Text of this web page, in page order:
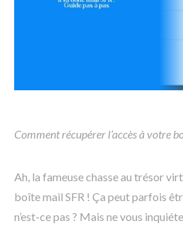
Comment récupérer l’accès à votre
Ah, la fameuse chasse au trésor
boîte mail SFR ! Ça peut parfois
n’est-ce pas ? Mais ne vous